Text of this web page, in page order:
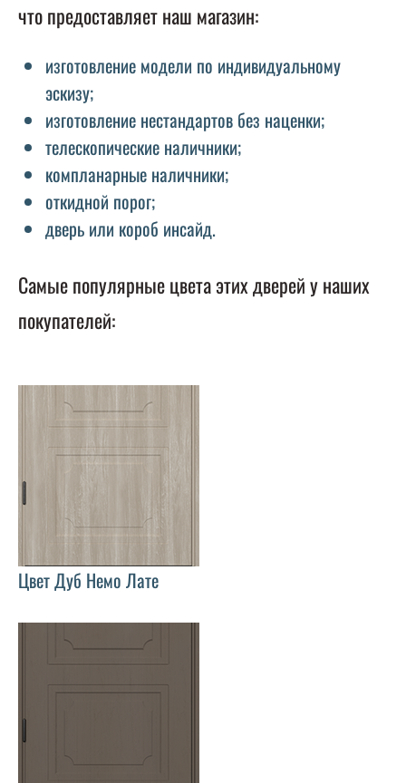
что предоставляет наш магазин:
изготовление модели по индивидуальному
эскизу;
изготовление нестандартов без наценки;
телескопические наличники;
компланарные наличники;
откидной порог;
дверь или короб инсайд.
Самые популярные цвета этих дверей у наших
покупателей:
Цвет Дуб Немо Лате